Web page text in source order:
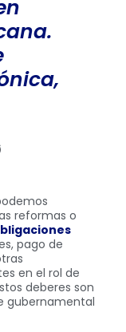
reformas o
pago de
en el rol de
deberes son
gubernamental